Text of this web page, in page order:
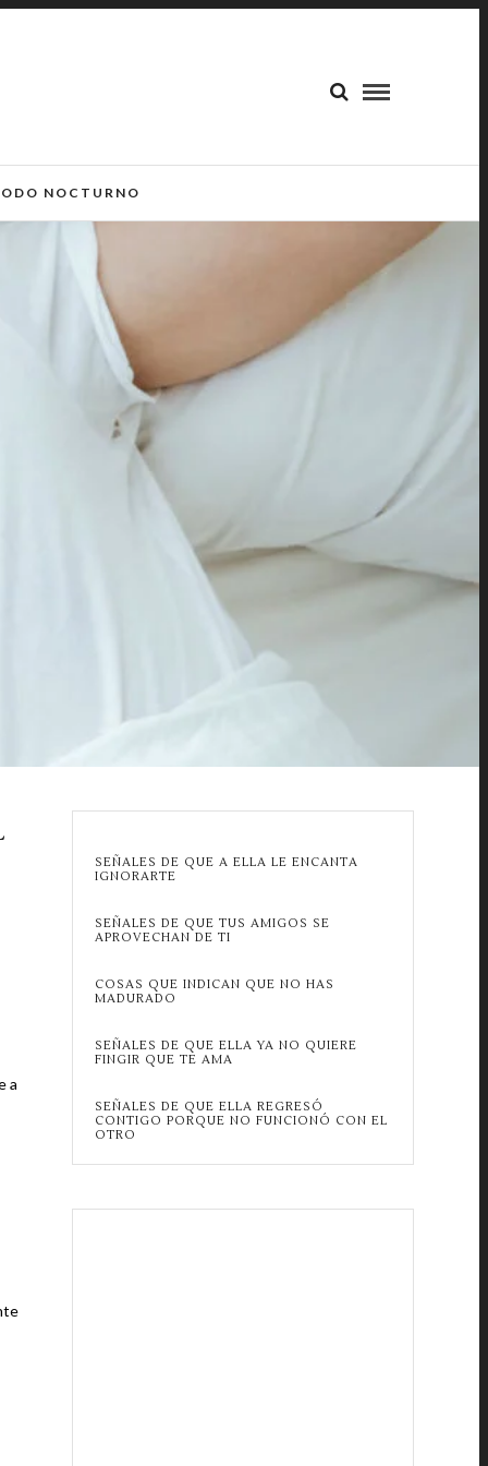
NOCTURNO
a
SEÑALES DE QUE A ELLA LE ENCANTA
IGNORARTE
SEÑALES DE QUE TUS AMIGOS SE
APROVECHAN DE TI
COSAS QUE INDICAN QUE NO HAS
MADURADO
SEÑALES DE QUE ELLA YA NO QUIERE
FINGIR QUE TE AMA
SEÑALES DE QUE ELLA REGRESÓ
CONTIGO PORQUE NO FUNCIONÓ CON EL
OTRO